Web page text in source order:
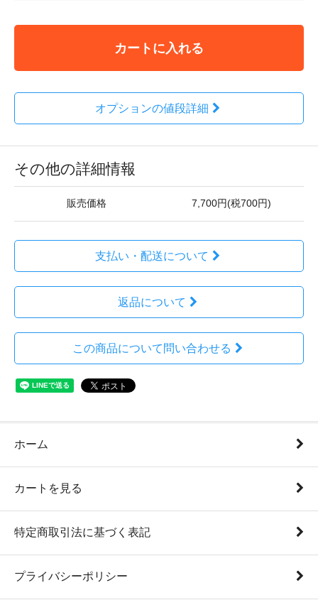
カートに入れる
オプションの値段詳細
その他の詳細情報
販売価格 7,700円(税700円)
支払い・配送について
返品について
この商品について問い合わせる
ホーム
カートを見る
特定商取引法に基づく表記
プライバシーポリシー